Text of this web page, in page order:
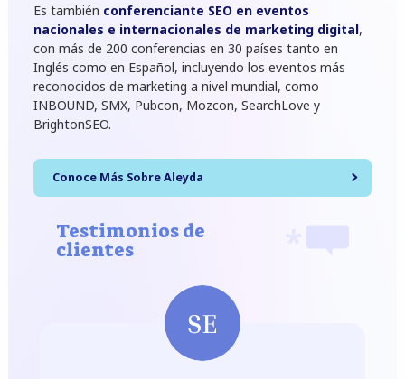
Es también conferenciante SEO en eventos
nacionales e internacionales de marketing digital,
con más de 200 conferencias en 30 países tanto en
Inglés como en Español, incluyendo los eventos más
reconocidos de marketing a nivel mundial, como
INBOUND, SMX, Pubcon, Mozcon, SearchLove y
BrightonSEO.
Conoce Más Sobre Aleyda
Testimonios de
clientes